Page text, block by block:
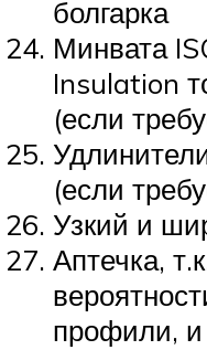
болгарка
Минвата
Insulation
(если
(если
Узкий и
Аптечка,
профили, и